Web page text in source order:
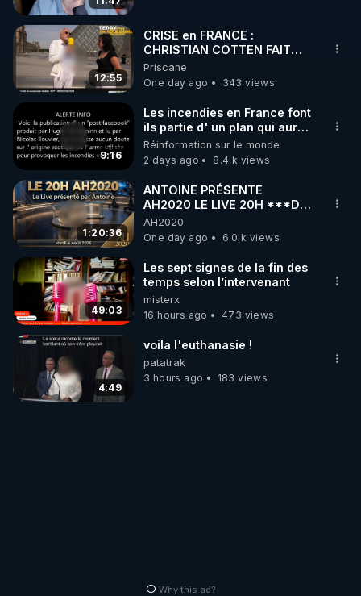
code : REGENERE10
▶ 30 jours gratuit sur l’application de méditation et
de bien-être ENVOL :
Rendez-vous sur https://www.envol.app/code
le code : REGENERE
12:55
CRISE en FRANCE :
CHRISTIAN COTTEN FAIT
une étrange découverte
Priscane
One day ago
343 views
9:16
Les incendies en France font
ils partie d' un plan qui aurait
débuté le 11 septembre 2001
?
Réinformation sur le monde
2 days ago
8.4 k views
1:20:36
ANTOINE PRÉSENTE
AH2020 LE LIVE 20H ***DU
04/08/2026*** 📷LE
GRAND RÉVEIL EST EN
MARCHE 📷
AH2020
One day ago
6.0 k views
49:03
Les sept signes de la fin des
temps selon l’intervenant
misterx
16 hours ago
473 views
4:49
voila l'euthanasie !
patatrak
3 hours ago
183 views
Why this ad?